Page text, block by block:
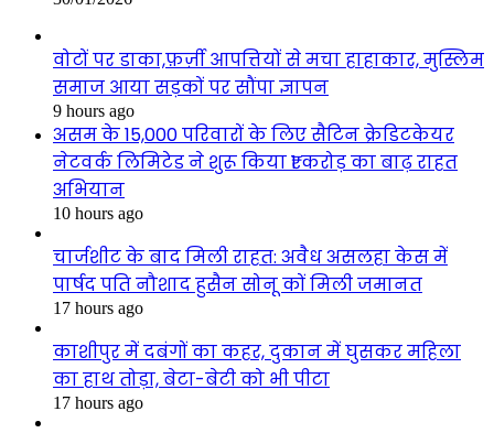
वोटों पर डाका,फ़र्ज़ी आपत्तियों से मचा हाहाकार, मुस्लिम
समाज आया सड़कों पर सौंपा ज्ञापन
9 hours ago
असम के 15,000 परिवारों के लिए सैटिन क्रेडिटकेयर
नेटवर्क लिमिटेड ने शुरू किया ₹1 करोड़ का बाढ़ राहत
अभियान
10 hours ago
चार्जशीट के बाद मिली राहत: अवैध असलहा केस में
पार्षद पति नौशाद हुसैन सोनू कों मिली जमानत
17 hours ago
काशीपुर में दबंगों का कहर, दुकान में घुसकर महिला
का हाथ तोड़ा, बेटा-बेटी को भी पीटा
17 hours ago